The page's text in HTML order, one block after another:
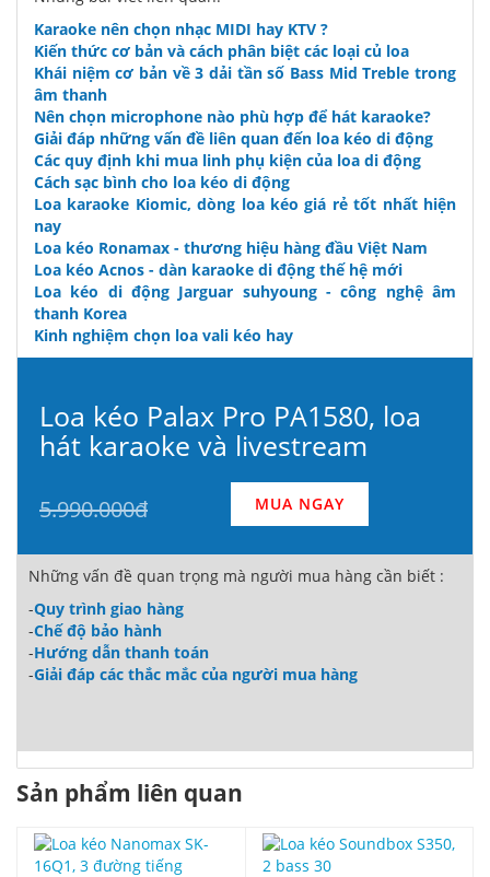
Karaoke nên chọn nhạc MIDI hay KTV ?
Kiến thức cơ bản và cách phân biệt các loại củ loa
Khái niệm cơ bản về 3 dải tần số Bass Mid Treble trong
âm thanh
Nên chọn microphone nào phù hợp để hát karaoke?
Giải đáp những vấn đề liên quan đến loa kéo di động
Các quy định khi mua linh phụ kiện của loa di động
Cách sạc bình cho loa kéo di động
Loa karaoke Kiomic, dòng loa kéo giá rẻ tốt nhất hiện
nay
Loa kéo Ronamax - thương hiệu hàng đầu Việt Nam
Loa kéo Acnos - dàn karaoke di động thế hệ mới
Loa kéo di động Jarguar suhyoung - công nghệ âm
thanh Korea
Kinh nghiệm chọn loa vali kéo hay
Loa kéo Palax Pro PA1580, loa
hát karaoke và livestream
5.990.000đ MUA NGAY
Những vấn đề quan trọng mà người mua hàng cần biết :
-Quy trình giao hàng
-Chế độ bảo hành
-Hướng dẫn thanh toán
-Giải đáp các thắc mắc của người mua hàng
Sản phẩm liên quan